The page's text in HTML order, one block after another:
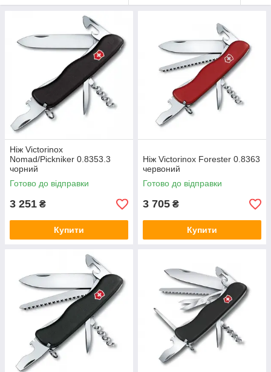
Ніж Victorinox
Nomad/Pickniker 0.8353.3
чорний
Готово до відправки
3 251 ₴
Купити
Ніж Victorinox Forester 0.8363
червоний
Готово до відправки
3 705 ₴
Купити